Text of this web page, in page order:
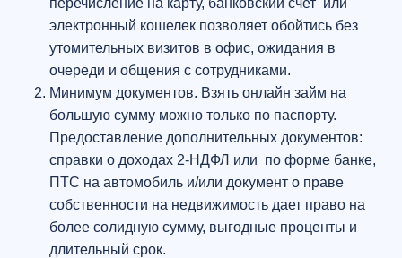
перечисление на карту, банковский счет или
электронный кошелек позволяет обойтись без
утомительных визитов в офис, ожидания в
очереди и общения с сотрудниками.
Минимум документов. Взять онлайн займ на
большую сумму можно только по паспорту.
Предоставление дополнительных документов:
справки о доходах 2-НДФЛ или по форме банке,
ПТС на автомобиль и/или документ о праве
собственности на недвижимость дает право на
более солидную сумму, выгодные проценты и
длительный срок.